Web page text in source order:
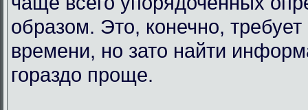
образом. Это, конечно, требует
времени, но зато найти
гораздо проще.